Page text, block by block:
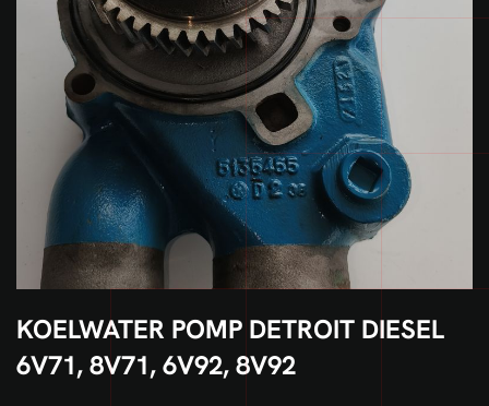
KOELWATER POMP DETROIT DIESEL
6V71, 8V71, 6V92, 8V92